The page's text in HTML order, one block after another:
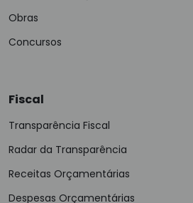
Obras
Concursos
Fiscal
Transparência Fiscal
Radar da Transparência
Receitas Orçamentárias
Despesas Orçamentárias